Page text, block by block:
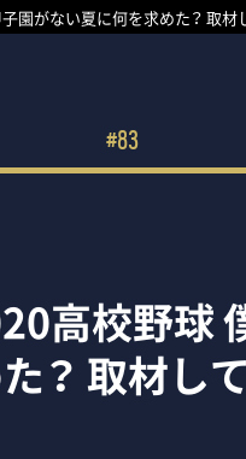
園がない夏に何を求めた？ 取材し
#83
高校野球
？ 取材し